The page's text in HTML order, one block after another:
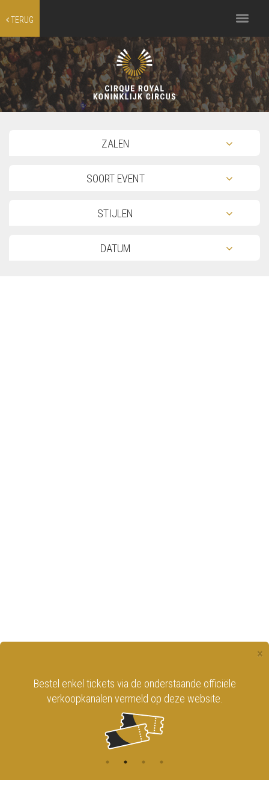
TERUG
Toggle
navigation
ZALEN
SOORT EVENT
STIJLEN
DATUM
×
Bestel enkel tickets via de onderstaande officiële
verkoopkanalen vermeld op deze website.